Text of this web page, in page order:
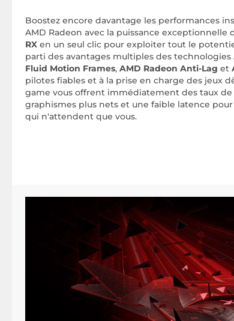
Boostez encore davantage les performances
AMD Radeon avec la puissance exceptionnelle
RX en un seul clic pour exploiter tout le
parti des avantages multiples des technologies
Fluid Motion Frames, AMD Radeon Anti-Lag et
pilotes fiables et à la prise en charge des jeux
game vous offrent immédiatement des taux
graphismes plus nets et une faible latence
qui n'attendent que vous.